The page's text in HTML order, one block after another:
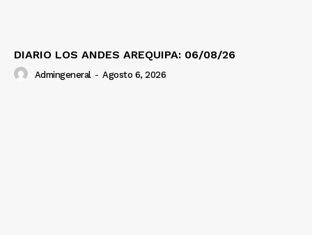
DIARIO LOS ANDES AREQUIPA: 06/08/26
Admingeneral - Agosto 6, 2026